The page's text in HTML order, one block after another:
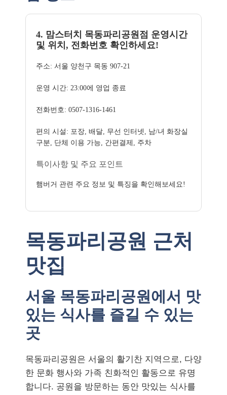
4. 맘스터치 목동파리공원점 운영시간
및 위치, 전화번호 확인하세요!
주소: 서울 양천구 목동 907-21
운영 시간: 23:00에 영업 종료
전화번호: 0507-1316-1461
편의 시설: 포장, 배달, 무선 인터넷, 남/녀 화장실
구분, 단체 이용 가능, 간편결제, 주차
특이사항 및 주요 포인트
햄버거 관련 주요 정보 및 특징을 확인해보세요!
목동파리공원 근처
맛집
서울 목동파리공원에서 맛
있는 식사를 즐길 수 있는
곳
목동파리공원은 서울의 활기찬 지역으로, 다양
한 문화 행사와 가족 친화적인 활동으로 유명
합니다. 공원을 방문하는 동안 맛있는 식사를